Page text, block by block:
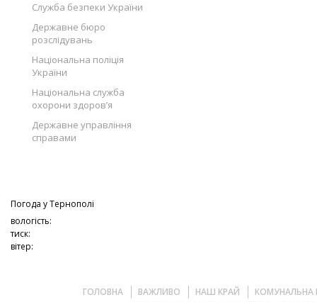
Служба безпеки України
Державне бюро
розслідувань
Національна поліція
України
Національна служба
охорони здоров’я
Державне управління
справами
Погода уТернополі
вологість:
тиск:
вітер:
ГОЛОВНА ВАЖЛИВО НАШ КРАЙ
КОМУНАЛЬНА